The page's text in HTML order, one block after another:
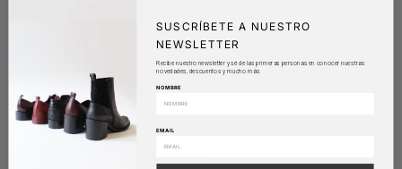
¿DUDAS CON TU TALLA?
Escríbenos a ventas@shopnalca.cl
SUSCRÍBETE A NUESTRO
NEWSLETTER
Recibe nuestro newsletter y sé de las primeras personas en conocer nuestras
novedades, descuentos y mucho más
NOMBRE
EMAIL